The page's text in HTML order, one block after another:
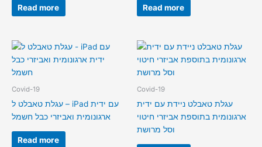
Read more Read more
Covid-19
עגלת טאבלט ל – iPad עם ידית
ארגונומית ואביזרי כבל חשמל
Read more
Covid-19
עגלת טאבלט ניידת עם ידית
ארגונומית בתוספת אביזרי חיטוי
וסל מרושת